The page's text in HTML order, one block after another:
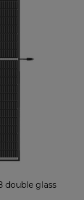
double glass